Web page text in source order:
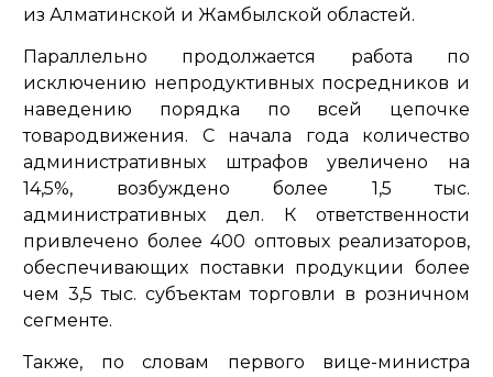
из Алматинской и Жамбылской областей.
Параллельно продолжается работа по
исключению непродуктивных посредников и
наведению порядка по всей цепочке
товародвижения. С начала года количество
административных штрафов увеличено на
14,5%, возбуждено более 1,5 тыс.
административных дел. К ответственности
привлечено более 400 оптовых реализаторов,
обеспечивающих поставки продукции более
чем 3,5 тыс. субъектам торговли в розничном
сегменте.
Также, по словам первого вице-министра